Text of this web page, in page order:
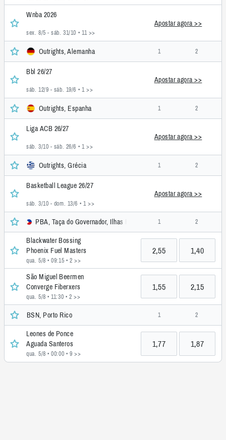
Wnba 2026
sex. 8/5 - sáb. 31/10 • 11 >>
Apostar agora >>
Outrights, Alemanha 1 2
Bbl 26/27
sáb. 12/9 - sáb. 19/6 • 1 >>
Apostar agora >>
Outrights, Espanha 1 2
Liga ACB 26/27
sáb. 3/10 - sáb. 26/6 • 1 >>
Apostar agora >>
Outrights, Grécia 1 2
Basketball League 26/27
sáb. 3/10 - dom. 13/6 • 1 >>
Apostar agora >>
PBA, Taça do Governador, Ilhas Filipinas 1 2
Blackwater Bossing
Phoenix Fuel Masters
qua. 5/8 • 09:15 • 2 >>
2,55 1,40
São Miguel Beermen
Converge Fiberxers
qua. 5/8 • 11:30 • 2 >>
1,55 2,15
BSN, Porto Rico 1 2
Leones de Ponce
Aguada Santeros
qua. 5/8 • 00:00 • 9 >>
1,77 1,87